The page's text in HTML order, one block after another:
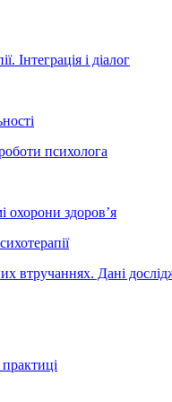
Інтеграція і діалог
психолога
охорони здоров’я
втручаннях. Дані